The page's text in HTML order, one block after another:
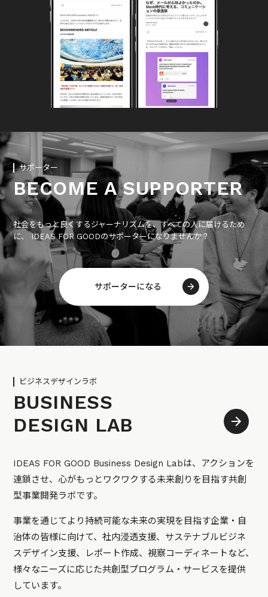
サポーター
BECOME A SUPPORTER
社会をもっと良くするジャーナリズムを、すべての人に届けるため
に、 IDEAS FOR GOODのサポーターになりませんか？
サポーターになる
ビジネスデザインラボ
BUSINESS
DESIGN LAB
IDEAS FOR GOOD Business Design Labは、アクションを
連鎖させ、心がもっとワクワクする未来創りを目指す共創
型事業開発ラボです。
事業を通じてより持続可能な未来の実現を目指す企業・自
治体の皆様に向けて、社内浸透支援、サステナブルビジネ
スデザイン支援、レポート作成、視察コーディネートなど、
様々なニーズに応じた共創型プログラム・サービスを提供
しています。